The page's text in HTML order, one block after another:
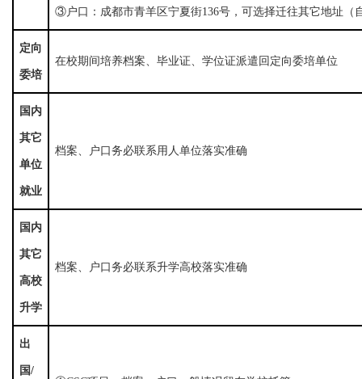
③户口：成都市青羊区宁夏街136号，可选择迁往其它地址（
定向
委培
在校期间培养档案、毕业证、学位证派遣回定向委培单位
国内
其它
单位
就业
档案、户口务必联系用人单位落实准确
国内
其它
高校
升学
档案、户口务必联系升学高校落实准确
出
国/